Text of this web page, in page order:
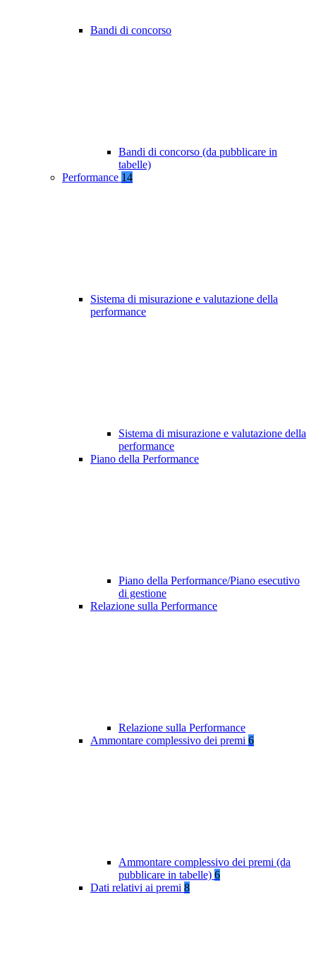
Bandi di concorso
Bandi di concorso (da pubblicare in
tabelle)
Performance 14
Sistema di misurazione e valutazione della
performance
Sistema di misurazione e valutazione della
performance
Piano della Performance
Piano della Performance/Piano esecutivo
di gestione
Relazione sulla Performance
Relazione sulla Performance
Ammontare complessivo dei premi 6
Ammontare complessivo dei premi (da
pubblicare in tabelle) 6
Dati relativi ai premi 8